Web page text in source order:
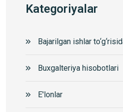
Kategoriyalar
Bajarilgan ishlar
Buxgalteriya hisobotlari
E'lonlar